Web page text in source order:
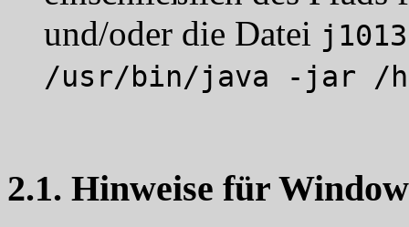
und/oder die Datei
/usr/bin/java -jar /
2.1. Hinweise für